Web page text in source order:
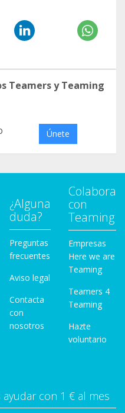
Teamers y Teaming
Únete
¿Alguna
duda?
Preguntas
frecuentes
Aviso legal
Contacta
con
nosotros
Colabora
con
Teaming
Empresas
Here we are
Teaming
Teamers 4
Teaming
Hazte
voluntario
con 1 € al mes